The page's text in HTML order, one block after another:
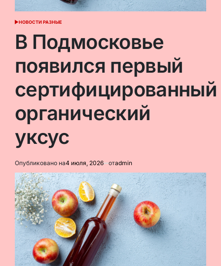
ОПУБЛИКОВАНО
НОВОСТИ РАЗНЫЕ
В Подмосковье
появился первый
сертифицированный
органический
уксус
Опубликовано на4 июля, 2026 отadmin